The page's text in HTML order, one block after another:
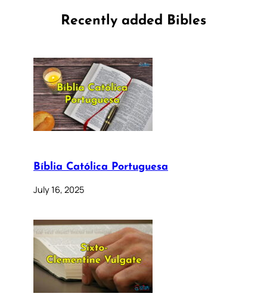
Recently added Bibles
Bíblia Católica Portuguesa
July 16, 2025